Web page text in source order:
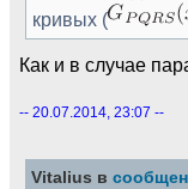
кривых (
Как и в случае
-- 20.07.2014, 23:07 --
Vitalius в